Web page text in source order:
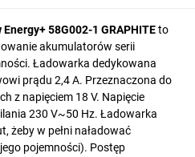
58G002-1 GRAPHITEto
akumulatorów serii
Ładowarka dedykowana
prądu 2,4 A. Przeznaczona do
z napięciem 18 V. Napięcie
230 V~50 Hz. Ładowarka
żeby w pełni naładować
pojemności). Postęp